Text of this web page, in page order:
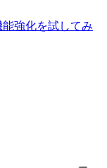
強化を試してみ